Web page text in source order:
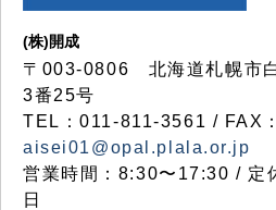
(株)開成
〒003-0806 北海道札幌市
3番25号
TEL：011-811-3561 / FAX
aisei01@opal.plala.or.jp
営業時間：8:30〜17:30 / 定
日